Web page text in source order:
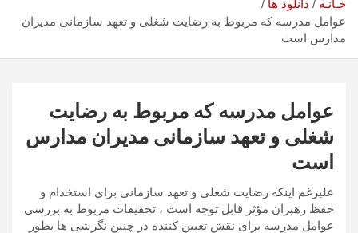
خـانـه دانلود ها
عوامل مدرسه که مربوط به رضایت شغلی و تعهد سازمانی مدیران
مدارس است
عوامل مدرسه که مربوط به رضایت
شغلی و تعهد سازمانی مدیران مدارس
است
علیرغم اینکه رضایت شغلی و تعهد سازمانی برای استخدام و
حفظ رهبران مؤثر قابل توجه است ، تحقیقات مربوط به بررسی
عوامل مدرسه برای نقش تعیین کننده در چنین نگرشی ها بطور